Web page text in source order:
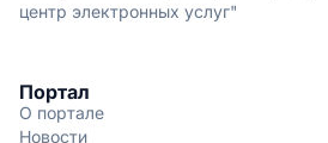
центр электронных услуг"
Портал
О портале
Новости